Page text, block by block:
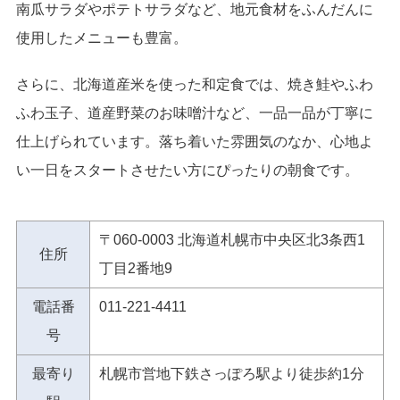
南瓜サラダやポテトサラダなど、地元食材をふんだんに
使用したメニューも豊富。
さらに、北海道産米を使った和定食では、焼き鮭やふわ
ふわ玉子、道産野菜のお味噌汁など、一品一品が丁寧に
仕上げられています。落ち着いた雰囲気のなか、心地よ
い一日をスタートさせたい方にぴったりの朝食です。
住所
〒060-0003 北海道札幌市中央区北3条西1
丁目2番地9
電話番
号
011-221-4411
最寄り
札幌市営地下鉄さっぽろ駅より徒歩約1分